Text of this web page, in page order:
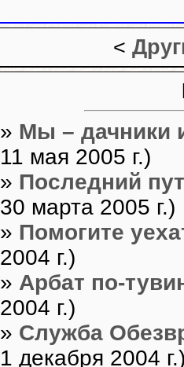
<
» Мы – дачники
11 мая 2005 г.)
» Последний
30 марта 2005 г.)
» Помогите
2004 г.)
» Арбат по-
2004 г.)
» Служба
1 декабря 2004